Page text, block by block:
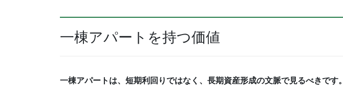
一棟アパートを持つ価値
一棟アパートは、短期利回りではなく、長期資産形成の文脈で見るべきです。